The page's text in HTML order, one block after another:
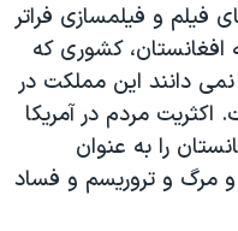
فیلم و فیلمسازی فراتر
کشوری که
دانند این مملکت در
مردم در آمریکا
را به عنوان
مرگ و تروریسم و فساد